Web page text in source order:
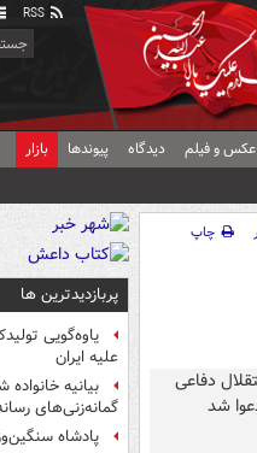
عکس و فیلم دیدگاه پیوندها بازار
چاپ
پربازدیدترین ها
یاوه‌گویی
علیه ایران
بیانیه خانواده
گمانه‌زنی‌های
پادشاه